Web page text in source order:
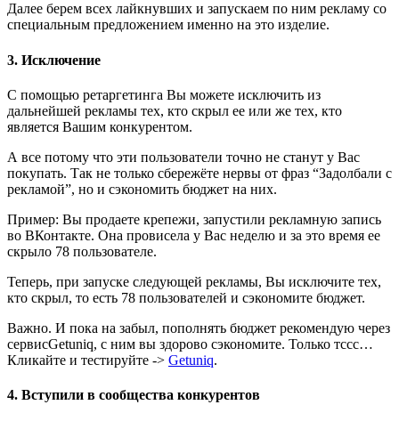
Далее берем всех лайкнувших и запускаем по ним рекламу со
специальным предложением именно на это изделие.
3. Исключение
С помощью ретаргетинга Вы можете исключить из
дальнейшей рекламы тех, кто скрыл ее или же тех, кто
является Вашим конкурентом.
А все потому что эти пользователи точно не станут у Вас
покупать. Так не только сбережёте нервы от фраз “Задолбали с
рекламой”, но и сэкономить бюджет на них.
Пример: Вы продаете крепежи, запустили рекламную запись
во ВКонтакте. Она провисела у Вас неделю и за это время ее
скрыло 78 пользователе.
Теперь, при запуске следующей рекламы, Вы исключите тех,
кто скрыл, то есть 78 пользователей и сэкономите бюджет.
Важно. И пока на забыл, пополнять бюджет рекомендую через
сервисGetuniq, с ним вы здорово сэкономите. Только тссс…
Кликайте и тестируйте -> Getuniq.
4. Вступили в сообщества конкурентов